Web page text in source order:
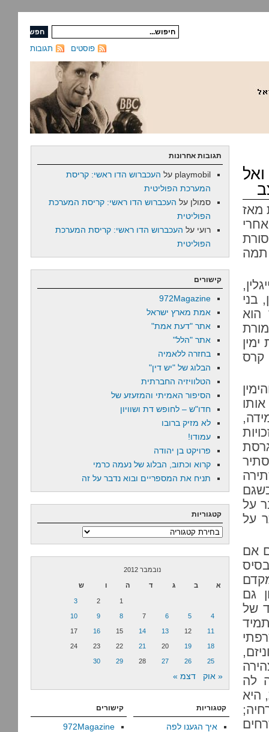
תגובות פוסטים
מאז
תמה
בני
הוא
קרס
על
על
אם
גם
של
לה
היא
תגובות אחרונות
playmobil על העכברוש הדו ראשי: קריסת
המערכת הפוליטית
סמולן על העכברוש הדו ראשי: קריסת המערכת
הפוליטית
רועי על העכברוש הדו ראשי: קריסת המערכת
הפוליטית
קישורים
972Magazine
אמת מארץ ישראל
אתר "דעת אמת"
אתר "הלל"
בחזרה ללאמיה
הבלוג של "יש דין"
הטלוויזיה החברתית
הסיפור האמיתי והמזעזע של
חדו"ש – לחופש דת ושוויון
לא מזיק ברובו
עמודו!
פרויקט בן יהודה
קרוא וכתוב, הבלוג של נעמה כרמי
תניח את המספריים ובוא נדבר על זה
קטגוריות
קטגוריות
נובמבר 2012
א ב ג ד ה ו ש
1
2
3
4
5
6
7
8
9
10
11
12
13
14
15
16
17
18
19
20
21
22
23
24
25
26
27
28
29
30
« אוק דצמ »
קטגוריות
איך הגענו לפה
קישורים
972Magazine